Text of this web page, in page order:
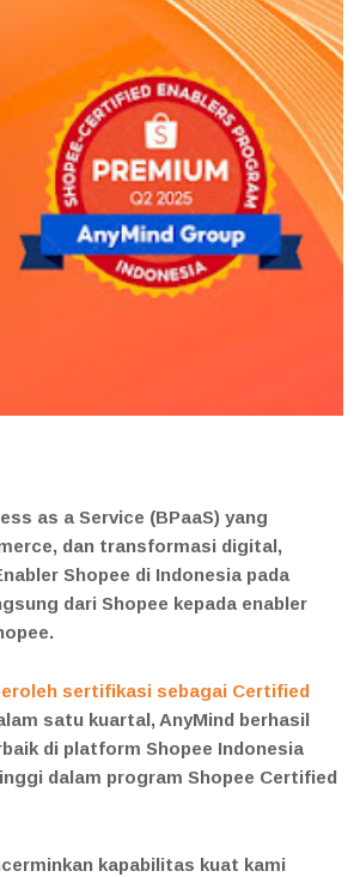
as a Service (BPaaS) yang
dan transformasi digital,
Shopee di Indonesia pada
dari Shopee kepada enabler
sertifikasi sebagai Certified
satu kuartal, AnyMind berhasil
di platform Shopee Indonesia
dalam program Shopee Certified
kapabilitas kuat kami